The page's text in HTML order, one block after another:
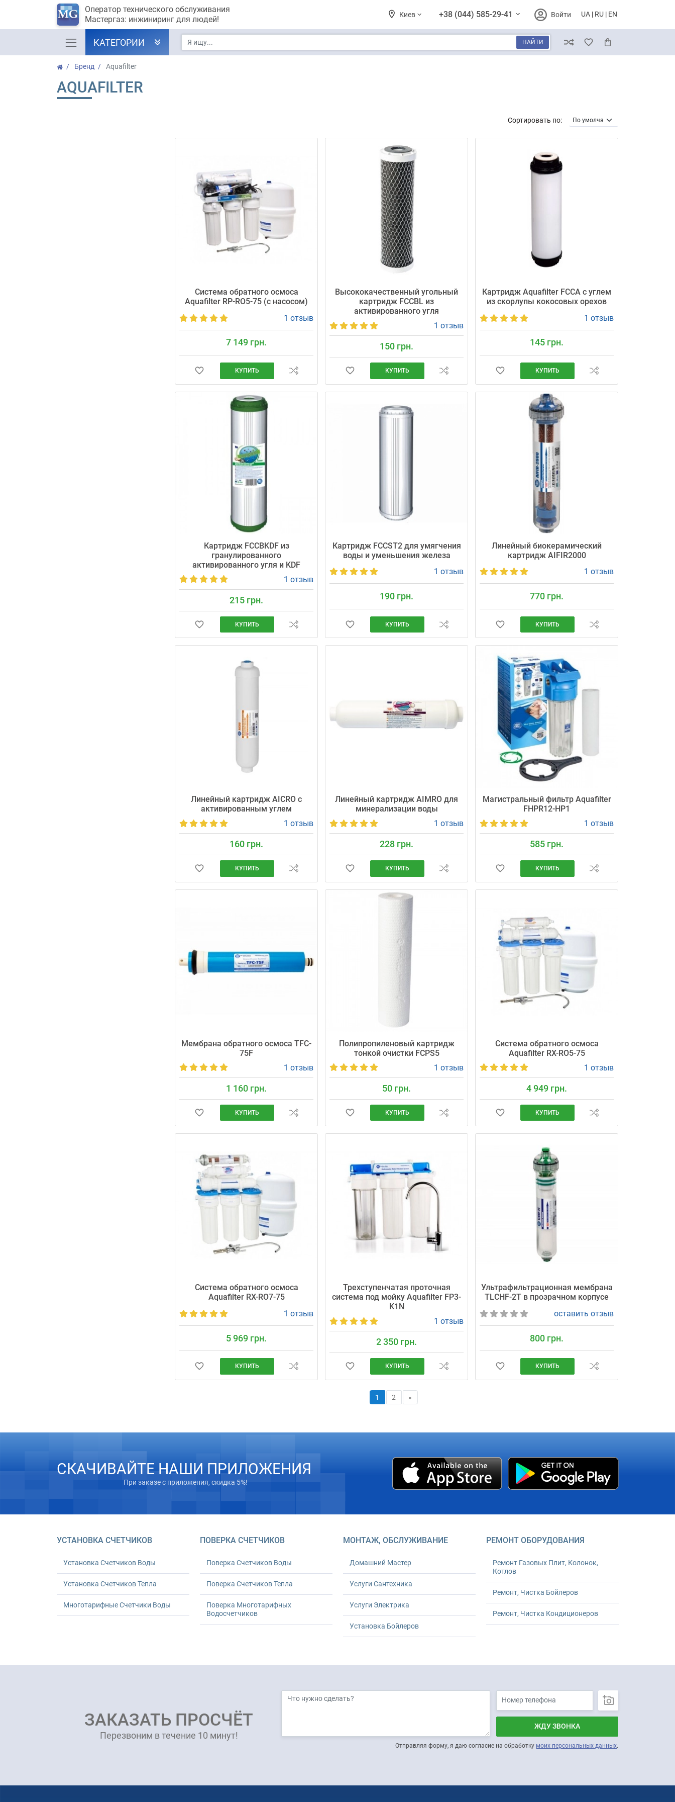
Оператор технического обслуживания
Мастергаз: инжиниринг для людей!
Киев +38 (044) 585-29-41 Войти UA RU EN
КАТЕГОРИИ НАЙТИ СравнениеИзбранноеКорзина
Бренд Aquafilter
AQUAFILTER
Сортировать по:
Cистема обратного осмоса
Aquafilter RP-RO5-75 (с насосом)
1 отзыв
7 149 грн.
КУПИТЬ
Высококачественный угольный
картридж FCCBL из
активированного угля
1 отзыв
150 грн.
КУПИТЬ
Картридж Aquafilter FCCA с углем
из скорлупы кокосовых орехов
1 отзыв
145 грн.
КУПИТЬ
Картридж FCCBKDF из
гранулированного
активированного угля и KDF
1 отзыв
215 грн.
КУПИТЬ
Картридж FCCST2 для умягчения
воды и уменьшения железа
1 отзыв
190 грн.
КУПИТЬ
Линейный биокерамический
картридж AIFIR2000
1 отзыв
770 грн.
КУПИТЬ
Линейный картридж AICRO с
активированным углем
1 отзыв
160 грн.
КУПИТЬ
Линейный картридж AIMRO для
минерализации воды
1 отзыв
228 грн.
КУПИТЬ
Магистральный фильтр Aquafilter
FHPR12-HP1
1 отзыв
585 грн.
КУПИТЬ
Мембрана обратного осмоса TFC-
75F
1 отзыв
1 160 грн.
КУПИТЬ
Полипропиленовый картридж
тонкой очистки FCPS5
1 отзыв
50 грн.
КУПИТЬ
Система обратного осмоса
Aquafilter RX-RO5-75
1 отзыв
4 949 грн.
КУПИТЬ
Система обратного осмоса
Aquafilter RX-RO7-75
1 отзыв
5 969 грн.
КУПИТЬ
Трехступенчатая проточная
система под мойку Aquafilter FP3-
K1N
1 отзыв
2 350 грн.
КУПИТЬ
Ультрафильтрационная мембрана
TLCHF-2T в прозрачном корпусе
оставить отзыв
800 грн.
КУПИТЬ
1 2 »
СКАЧИВАЙТЕ НАШИ ПРИЛОЖЕНИЯ
При заказе с приложения, скидка 5%!
УСТАНОВКА СЧЕТЧИКОВ
Установка Счетчиков Воды
Установка Счетчиков Тепла
Многотарифные Счетчики Воды
ПОВЕРКА СЧЕТЧИКОВ
Поверка Счетчиков Воды
Поверка Счетчиков Тепла
Поверка Многотарифных
Водосчетчиков
МОНТАЖ, ОБСЛУЖИВАНИЕ
Домашний Мастер
Услуги Сантехника
Услуги Электрика
Установка Бойлеров
РЕМОНТ ОБОРУДОВАНИЯ
Ремонт Газовых Плит, Колонок,
Котлов
Ремонт, Чистка Бойлеров
Ремонт, Чистка Кондиционеров
ЗАКАЗАТЬ ПРОСЧЁТ
Перезвоним в течение 10 минут!
ЖДУ ЗВОНКА
Отправляя форму, я даю согласие на обработку моих персональных данных.